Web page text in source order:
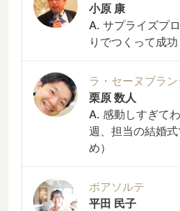
小原 康
A. サプライズプ
りでつくって成
ラ・セーヌブラン
栗原 数人
A. 感動しすぎて
週、担当の結婚
め）
ボアソルテ
平田 民子